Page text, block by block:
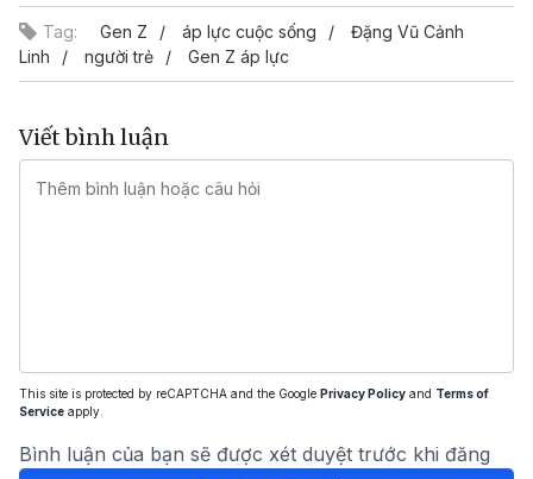
Tag: Gen Z áp lực cuộc sống
Đặng Vũ Cảnh
Linh
người trẻ Gen Z áp lực
Viết bình luận
This site is protected by reCAPTCHA and the Google Privacy Policy and Terms of
Service apply.
Bình luận của bạn sẽ được xét duyệt trước khi đăng